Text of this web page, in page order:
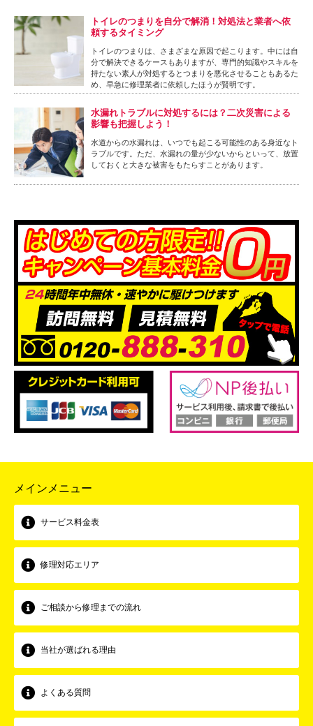
トイレのつまりを自分で解消！対処法と業者へ依
頼するタイミング
トイレのつまりは、さまざまな原因で起こります。中には自
分で解決できるケースもありますが、専門的知識やスキルを
持たない素人が対処するとつまりを悪化させることもあるた
め、早急に修理業者に依頼したほうが賢明です。
水漏れトラブルに対処するには？二次災害による
影響も把握しよう！
水道からの水漏れは、いつでも起こる可能性のある身近なト
ラブルです。ただ、水漏れの量が少ないからといって、放置
しておくと大きな被害をもたらすことがあります。
メインメニュー
サービス料金表
修理対応エリア
ご相談から修理までの流れ
当社が選ばれる理由
よくある質問